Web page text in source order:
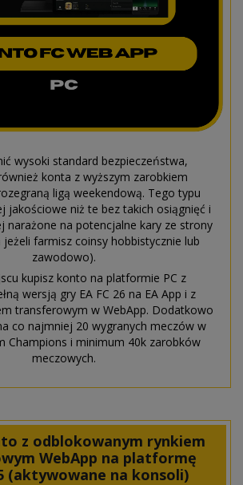
wysoki standard bezpieczeństwa,
konta z wyższym zarobkiem
ligą weekendową. Tego typu
jakościowe niż te bez takich osiągnięć i
narażone na potencjalne kary ze strony
jeżeli farmisz coinsy hobbistycznie lub
zawodowo).
kupisz konto na platformie PC z
wersją gry EA FC 26 na EA App i z
transferowym w WebApp. Dodatkowo
co najmniej 20 wygranych meczów w
Champions i minimum 40k zarobków
meczowych.
z odblokowanym rynkiem
WebApp na platformę
(aktywowane na konsoli)